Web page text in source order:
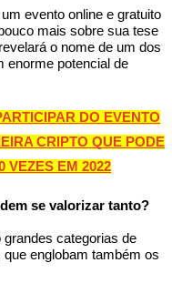
evento online e gratuito
mais sobre sua tese
o nome de um dos
enorme potencial de
DO EVENTO
CRIPTO QUE PODE
VEZES EM 2022
se valorizar tanto?
categorias de
englobam também os